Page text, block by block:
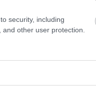
security, including
other user protection.
του